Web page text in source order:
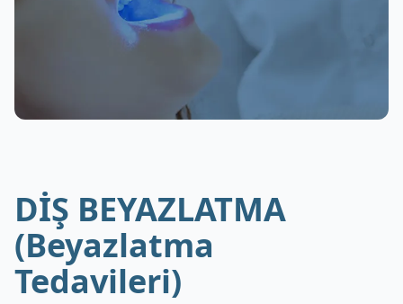
DİŞ BEYAZLATMA
(Beyazlatma
Tedavileri)